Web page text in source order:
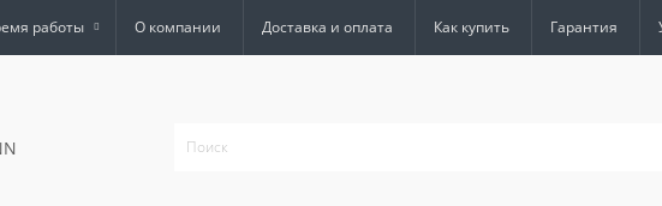
работы О компании Доставка и оплата Как купить Гарантия